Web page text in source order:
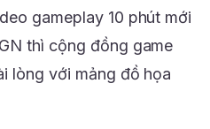
gameplay 10 phút mới
thì cộng đồng game
lòng với mảng đồ họa